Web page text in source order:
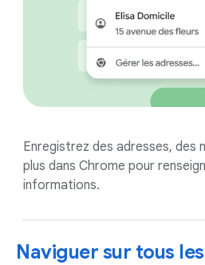
Enregistrez des adresses, des
plus dans Chrome pour
informations.
Naviguer sur tous